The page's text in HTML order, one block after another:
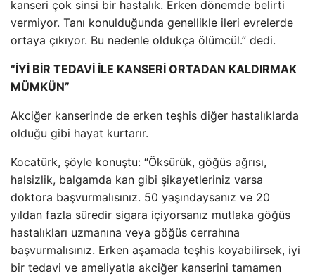
kanseri çok sinsi bir hastalık. Erken dönemde belirti
vermiyor. Tanı konulduğunda genellikle ileri evrelerde
ortaya çıkıyor. Bu nedenle oldukça ölümcül.” dedi.
“İYİ BİR TEDAVİ İLE KANSERİ ORTADAN KALDIRMAK
MÜMKÜN”
Akciğer kanserinde de erken teşhis diğer hastalıklarda
olduğu gibi hayat kurtarır.
Kocatürk, şöyle konuştu: “Öksürük, göğüs ağrısı,
halsizlik, balgamda kan gibi şikayetleriniz varsa
doktora başvurmalısınız. 50 yaşındaysanız ve 20
yıldan fazla süredir sigara içiyorsanız mutlaka göğüs
hastalıkları uzmanına veya göğüs cerrahına
başvurmalısınız. Erken aşamada teşhis koyabilirsek, iyi
bir tedavi ve ameliyatla akciğer kanserini tamamen